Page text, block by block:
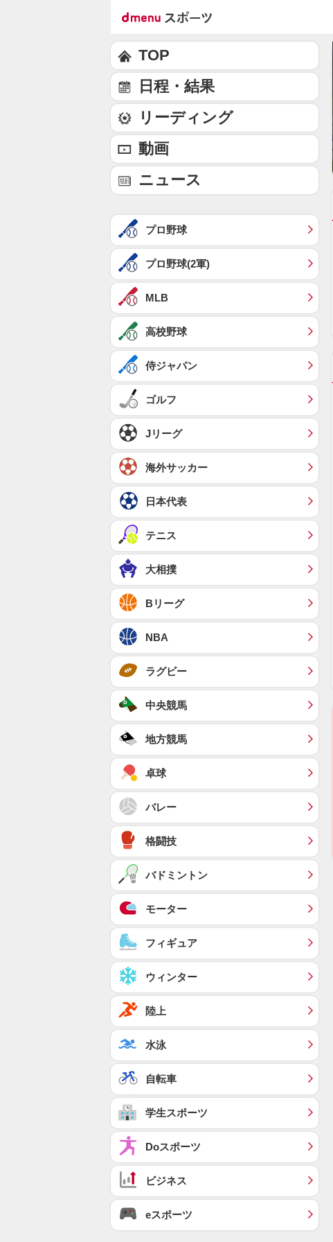
TOP
日程・結果
リーディング
動画
ニュース
プロ野球
プロ野球(2軍)
MLB
高校野球
侍ジャパン
ゴルフ
Jリーグ
海外サッカー
日本代表
テニス
大相撲
Bリーグ
NBA
ラグビー
中央競馬
地方競馬
卓球
バレー
格闘技
バドミントン
モーター
フィギュア
ウィンター
陸上
水泳
自転車
学生スポーツ
Doスポーツ
ビジネス
eスポーツ